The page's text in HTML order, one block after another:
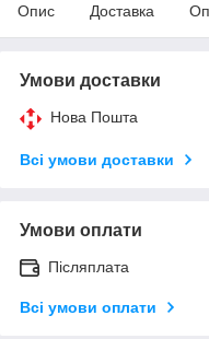
Опис Доставка
Умови доставки
Нова Пошта
Всі умови доставки
Умови оплати
Післяплата
Всі умови оплати